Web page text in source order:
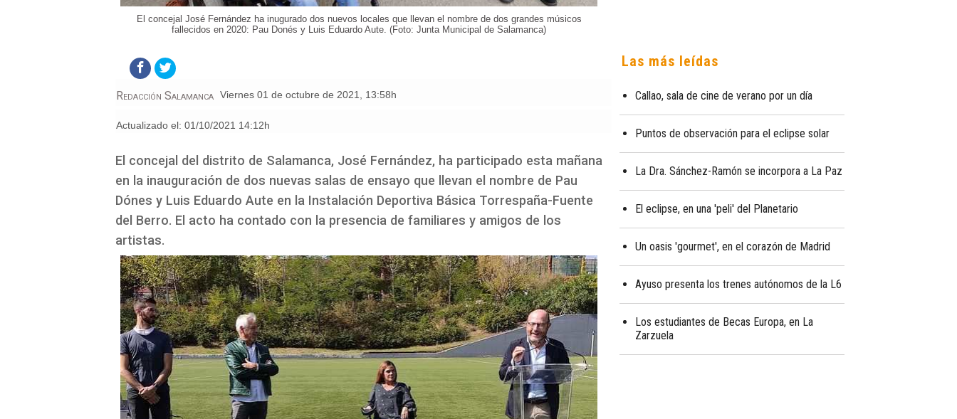
El concejal José Fernández ha inugurado dos nuevos locales que llevan el nombre de dos grandes músicos
fallecidos en 2020: Pau Donés y Luis Eduardo Aute. (Foto: Junta Municipal de Salamanca)
viernes 01 de octubre de 2021, 13:58h
Redacción Salamanca
Actualizado el: 01/10/2021 14:12h
El concejal del distrito de Salamanca, José Fernández, ha participado esta mañana
en la inauguración de dos nuevas salas de ensayo que llevan el nombre de Pau
Dónes y Luis Eduardo Aute en la Instalación Deportiva Básica Torrespaña-Fuente
del Berro. El acto ha contado con la presencia de familiares y amigos de los
artistas.
Las más leídas
Callao, sala de cine de verano por un día
Puntos de observación para el eclipse solar
La Dra. Sánchez-Ramón se incorpora a La Paz
El eclipse, en una 'peli' del Planetario
Un oasis 'gourmet', en el corazón de Madrid
Ayuso presenta los trenes autónomos de la L6
Los estudiantes de Becas Europa, en La
Zarzuela